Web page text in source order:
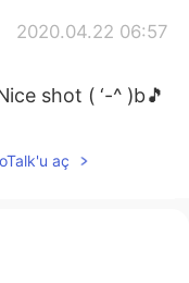
2020.04.22 06:57
shot ( ‘-^ )b🎵
aç